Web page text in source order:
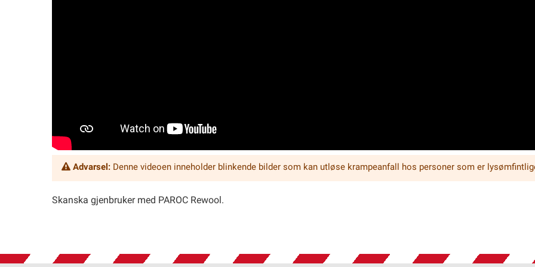
Advarsel: Denne videoen inneholder blinkende bilder som kan utløse krampeanfall hos personer som er
Skanska gjenbruker med PAROC Rewool.